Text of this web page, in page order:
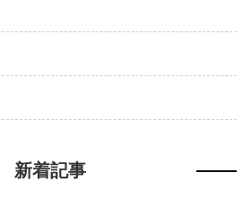
新着記事